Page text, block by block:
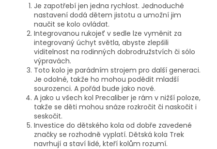
Je zapotřebí jen jedna rychlost. Jednoduché
nastavení dodá dětem jistotu a umožní jim
naučit se kolo ovládat.
Integrovanou rukojeť v sedle lze vyměnit za
integrovaný úchyt světla, abyste zlepšili
viditelnost na rodinných dobrodružstvích či sólo
výpravách.
Toto kolo je parádním strojem pro další generaci.
Je odolné, takže ho mohou podědit mladší
sourozenci. A pořád bude jako nové.
A jako u všech kol Precaliber je rám v nižší poloze,
takže se děti mohou snáze rozkročit či naskočit i
seskočit.
Investice do dětského kola od dobře zavedené
značky se rozhodně vyplatí. Dětská kola Trek
navrhují a staví lidé, kteří kolům rozumí.